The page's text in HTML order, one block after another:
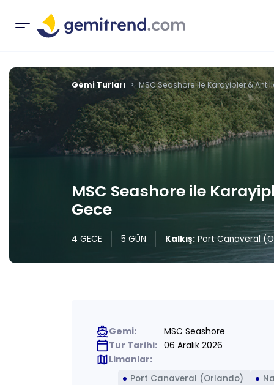
Gemi Turları MSC Seashore ile Karayipler &
MSC Seashore ile
Gece
4 GECE 5 GÜN Kalkış: Port Canaveral
directions_boatGemi: MSC Seashore
calendar_todayTur Tarihi: 06 Aralık 2026
map Limanlar:
Port Canaveral (Orlando)